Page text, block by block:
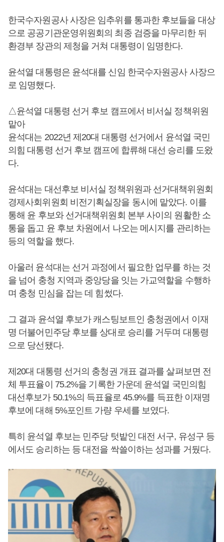
한국수자원공사 사장은 임추위를 통과한 후보들을 대상
으로 공공기관운영위원회의 최종 검증을 마무리한 뒤
환경부 장관의 제청을 거쳐 대통령이 임명한다.
윤석열 대통령은 윤석대를 신임 한국수자원공사 사장으
로 임명했다.
△윤석열 대통령 선거 후보 캠프에서 비서실 정책위원
맡아
윤석대는 2022년 제20대 대통령 선거에서 윤석열 국민
의힘 대통령 선거 후보 캠프에 합류해 대선 승리를 도왔
다.
윤석대는 대선후보 비서실 정책위원과 선거대책위원회
경제사회위원회 비전기획실장을 동시에 맡았다. 이를
통해 윤 후보와 선거대책위원회 본부 사이의 원활한 소
통을 돕고 윤 후보 차원에서 나오는 메시지를 관리하는
등의 역할을 했다.
아울러 윤석대는 선거 과정에서 필요한 업무를 하는 것
을 넘어 충청 지역과 중앙당을 잇는 가교역할을 수행하
며 충청 민심을 잡는 데 힘썼다.
그 결과 윤석열 후보가 캐스팅보트인 충청권에서 이재
명 더불어민주당 후보를 상대로 승리를 거두며 대통령
으로 당선됐다.
제20대 대통령 선거의 충청권 개표 결과를 살펴보면 전
체 투표율이 75.2%을 기록한 가운데 윤석열 국민의힘
대선후보가 50.1%의 득표율로 45.9%를 득표한 이재명
후보에 대해 5%포인트 가량 우세를 보였다.
특히 윤석열 후보는 민주당 텃밭인 대전 서구, 유성구 등
에서도 승리하는 등 대전을 싹쓸이하는 성과를 거뒀다.